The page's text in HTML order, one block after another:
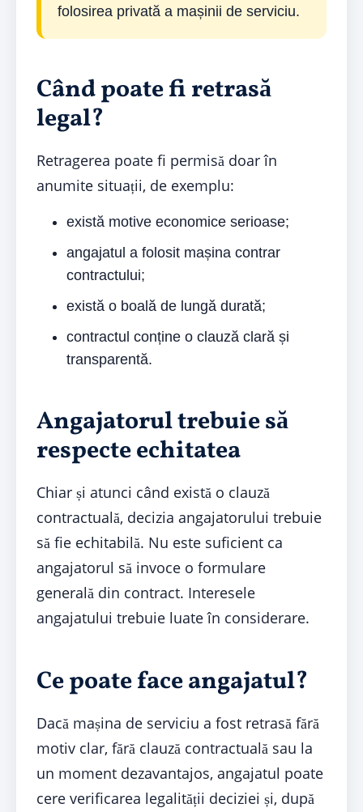
folosirea privată a mașinii de serviciu.
Când poate fi retrasă
legal?
Retragerea poate fi permisă doar în
anumite situații, de exemplu:
există motive economice serioase;
angajatul a folosit mașina contrar
contractului;
există o boală de lungă durată;
contractul conține o clauză clară și
transparentă.
Angajatorul trebuie să
respecte echitatea
Chiar și atunci când există o clauză
contractuală, decizia angajatorului trebuie
să fie echitabilă. Nu este suficient ca
angajatorul să invoce o formulare
generală din contract. Interesele
angajatului trebuie luate în considerare.
Ce poate face angajatul?
Dacă mașina de serviciu a fost retrasă fără
motiv clar, fără clauză contractuală sau la
un moment dezavantajos, angajatul poate
cere verificarea legalității deciziei și, după